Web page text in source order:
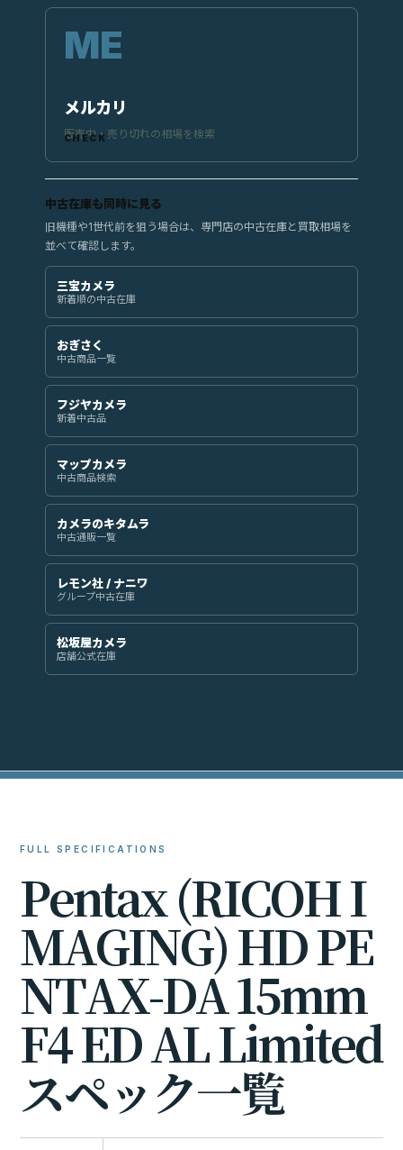
メルカリ
販売中・売り切れの相場を検索
中古在庫も同時に見る
旧機種や1世代前を狙う場合は、専門店の中古在庫と買取相場を
並べて確認します。
三宝カメラ
新着順の中古在庫
おぎさく
中古商品一覧
フジヤカメラ
新着中古品
マップカメラ
中古商品検索
カメラのキタムラ
中古通販一覧
レモン社 / ナニワ
グループ中古在庫
松坂屋カメラ
店舗公式在庫
FULL SPECIFICATIONS
Pentax(RICOHI
MAGING)HDPE
NTAX-DA15mm
F4EDALLimited
スペック一覧